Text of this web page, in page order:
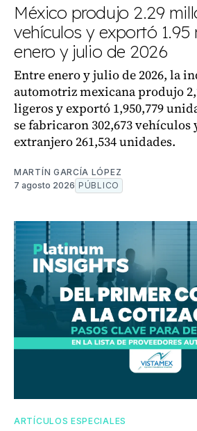
México produjo 2.29
vehículos y exportó 1.95
enero y julio de 2026
Entre enero y julio de 2026, la
automotriz mexicana produjo
ligeros y exportó 1,950,779
se fabricaron 302,673 vehículos
extranjero 261,534 unidades.
MARTÍN GARCÍA LÓPEZ
7 agosto 2026 PÚBLICO
ARTÍCULOS ESPECIALES